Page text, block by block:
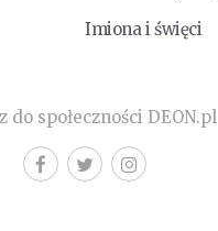
Imiona i święci
do społeczności DEON.pl